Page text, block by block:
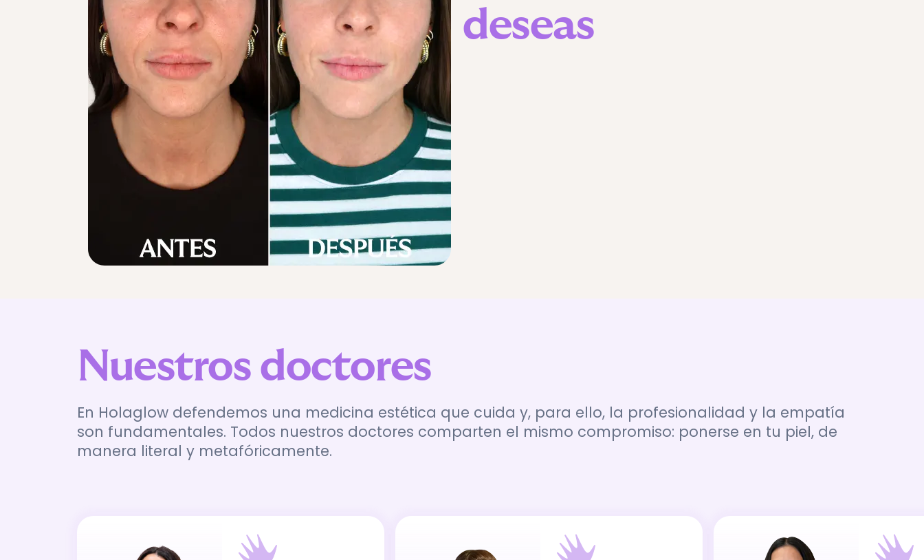
deseas
Nuestros doctores
En Holaglow defendemos una medicina estética que cuida y, para ello, la profesionalidad y la empatía
son fundamentales. Todos nuestros doctores comparten el mismo compromiso: ponerse en tu piel, de
manera literal y metafóricamente.